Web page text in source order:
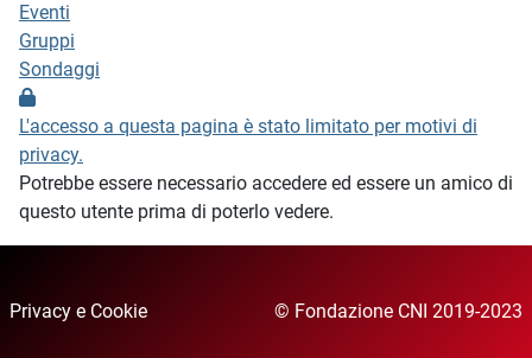
Eventi
Gruppi
Sondaggi
L'accesso a questa pagina è stato limitato per motivi di
privacy.
Potrebbe essere necessario accedere ed essere un amico di
questo utente prima di poterlo vedere.
Privacy e Cookie © Fondazione CNI 2019-2023